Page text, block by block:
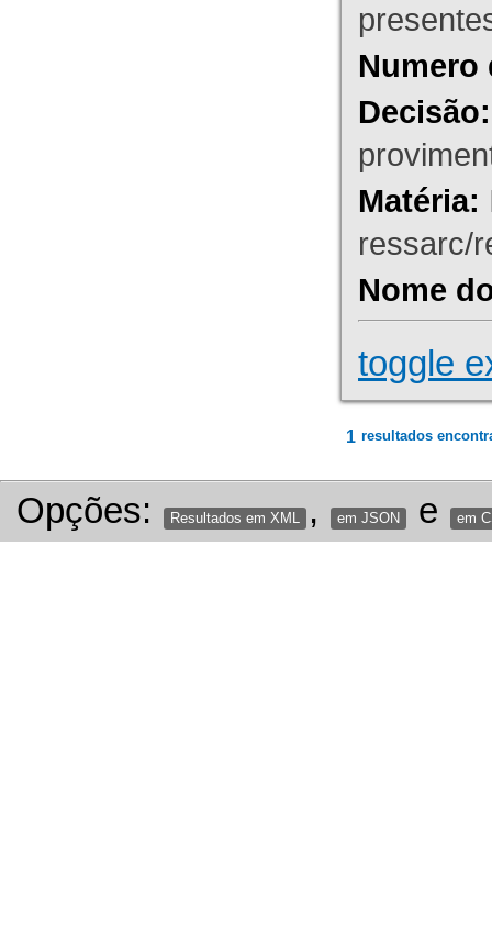
Numero
Decisão:
Matéria:
ressarc/
Nome
toggle
1 resultados
Opções: Resultados em XML , em JSON e em